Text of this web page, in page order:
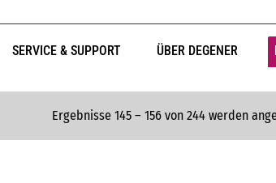
SERVICE & SUPPORT ÜBER DEGENER
Ergebnisse 145 – 156 von 244 werden